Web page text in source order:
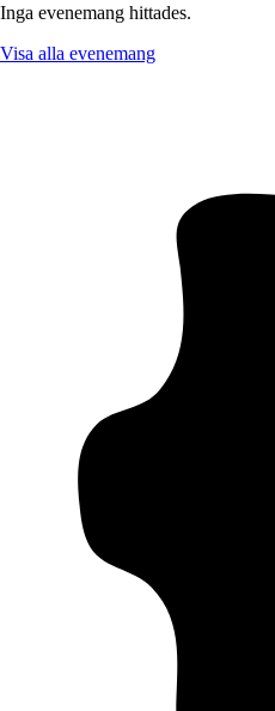
Inga evenemang hittades.
Visa alla evenemang